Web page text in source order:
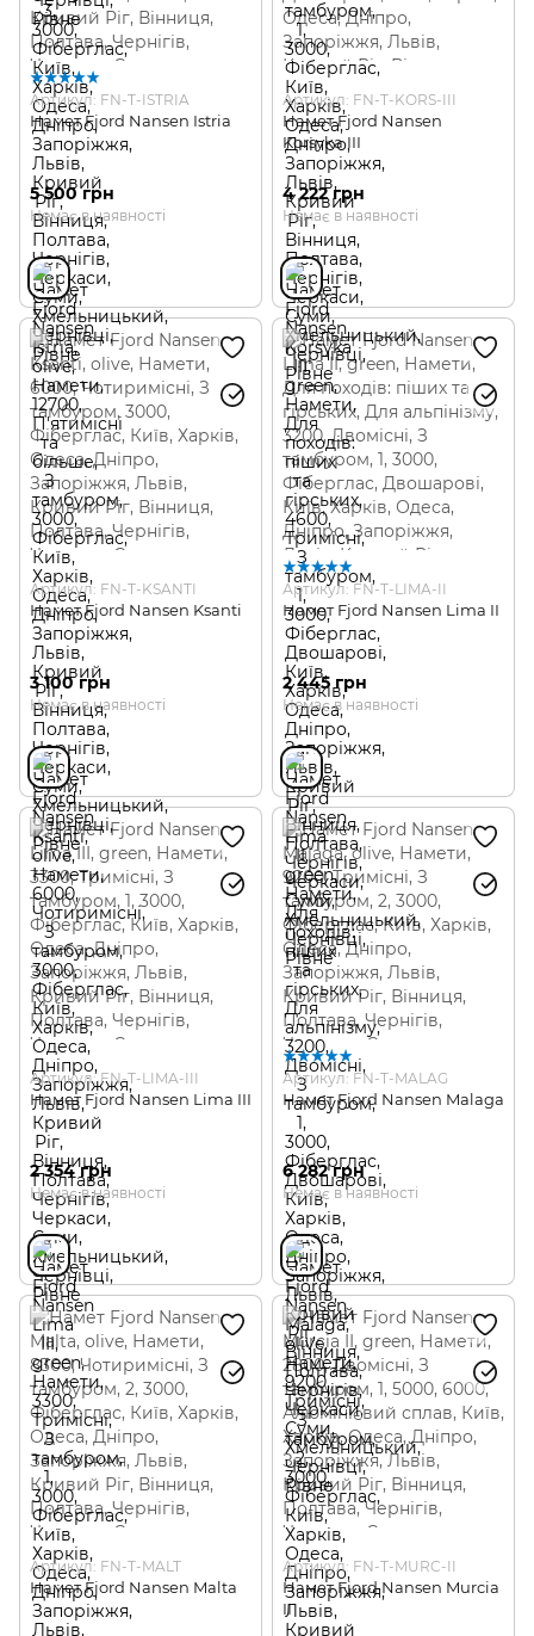
Артикул: FN-T-ISTRIA
Намет Fjord Nansen Istria
5 500 грн
Немає в наявності
Артикул: FN-T-KORS-III
Намет Fjord Nansen
Korsyka III
4 222 грн
Немає в наявності
Артикул: FN-T-KSANTI
Намет Fjord Nansen Ksanti
3 100 грн
Немає в наявності
Артикул: FN-T-LIMA-II
Намет Fjord Nansen Lima II
2 445 грн
Немає в наявності
Артикул: FN-T-LIMA-III
Намет Fjord Nansen Lima III
2 354 грн
Немає в наявності
Артикул: FN-T-MALAG
Намет Fjord Nansen Malaga
6 282 грн
Немає в наявності
Артикул: FN-T-MALT
Намет Fjord Nansen Malta
Артикул: FN-T-MURC-II
Намет Fjord Nansen Murcia
II